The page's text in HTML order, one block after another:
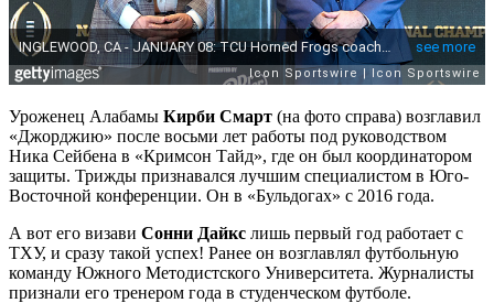
Уроженец Алабамы Кирби Смарт (на фото справа) возглавил
«Джорджию» после восьми лет работы под руководством
Ника Сейбена в «Кримсон Тайд», где он был координатором
защиты. Трижды признавался лучшим специалистом в Юго-
Восточной конференции. Он в «Бульдогах» с 2016 года.
А вот его визави Сонни Дайкс лишь первый год работает с
ТХУ, и сразу такой успех! Ранее он возглавлял футбольную
команду Южного Методистского Университета. Журналисты
признали его тренером года в студенческом футболе.